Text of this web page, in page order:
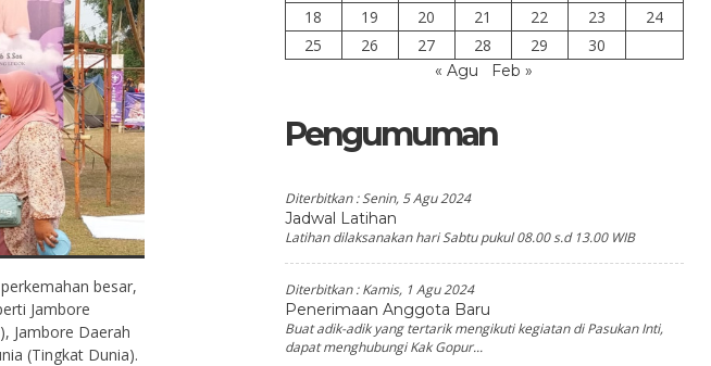
besar,
Jambore
Jambore Daerah
(Tingkat Dunia).
18
19 20 21 22 23
24
25
26 27 28 29 30
« Agu Feb »
Pengumuman
Diterbitkan :Senin, 5 Agu 2024
Jadwal Latihan
Latihan dilaksanakan hari Sabtu pukul 08.00 s.d 13.00 WIB
Diterbitkan :Kamis, 1 Agu 2024
Penerimaan Anggota Baru
Buat adik-adik yang tertarik mengikuti kegiatan di Pasukan Inti,
dapat menghubungi Kak Gopur...